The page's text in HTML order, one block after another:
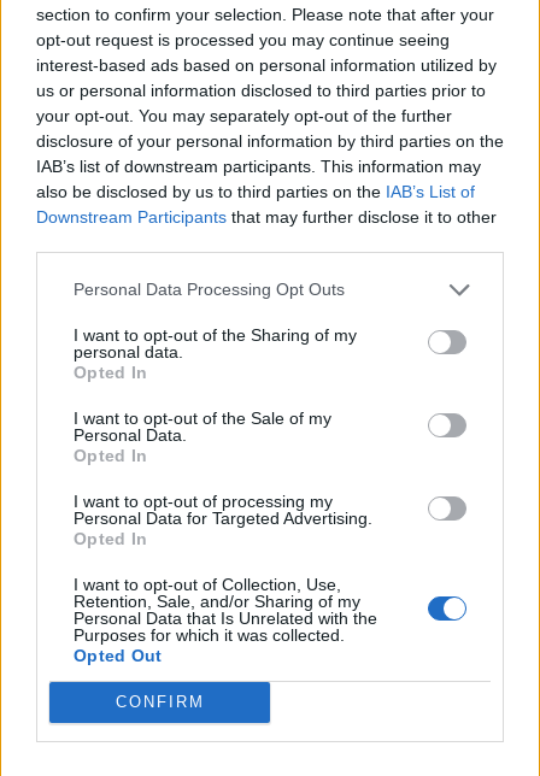
section to confirm your selection. Please note that after your
opt-out request is processed you may continue seeing
interest-based ads based on personal information utilized by
us or personal information disclosed to third parties prior to
your opt-out. You may separately opt-out of the further
disclosure of your personal information by third parties on the
IAB’s list of downstream participants. This information may
also be disclosed by us to third parties on the IAB’s List of
Downstream Participants that may further disclose it to other
Personal Data Processing Opt Outs
I want to opt-out of the Sharing of my
personal data.
Opted In
I want to opt-out of the Sale of my
Personal Data.
Opted In
I want to opt-out of processing my
Personal Data for Targeted Advertising.
Opted In
I want to opt-out of Collection, Use,
Retention, Sale, and/or Sharing of my
Personal Data that Is Unrelated with the
Purposes for which it was collected.
Opted Out
CONFIRM
kiszolgáltatottak megvédésére, a megfelelő
vakcinák beszerzésével és a kampány
elindításával. Szerinte a 65 éveseknél idősebbek
körében tavaly decemberben tapasztalható 10%-
os többlethalálozást el lehetett volna kerülni. Az
epidemiológus azt is hangsúlyozta: az oltásokkal
kapcsolatos bizalomvesztés a tíz legjelentősebb
népegészségügyi probléma egyike jelenleg a
világon, ezért a vakcinaellenes, -szkeptikus
hangokra reagálni kell. Ezt a kesztyűt
Private Health Forum 2024Szeptember 26-án jön a
érdemes regisztrálni!Információ és jelentkezés Javult-e a
helyzet az elmúlt egy évben abban a tekintetben, hogy még
többet tanultunk a járványok kezeléséből, különösen a
Covid-fertőzésből? Egyfelől sokkal felkészültebbek
vagyunk, mint a Covid-pandémia előtt, hiszen...
KEDVES OLVASÓNK!
A keresett cikk a portfolio.hu hírarchívumához
tartozik, melynek olvasása előfizetéses
regisztrációhoz kötött.